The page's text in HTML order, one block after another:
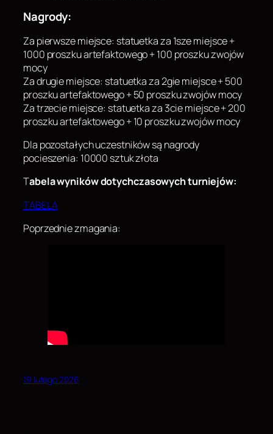
Nagrody:
Za pierwsze miejsce: statuetka za 1sze miejsce +
1000 proszku artefaktowego + 100 proszku zwojów
mocy
Za drugie miejsce: statuetka za 2gie miejsce + 500
proszku artefaktowego + 50 proszku zwojów mocy
Za trzecie miejsce: statuetka za 3cie miejsce + 200
proszku artefaktowego + 10 proszku zwojów mocy
Dla pozostałych uczestników są nagrody
pocieszenia: 10000 sztuk złota
Tabela wyników dotychczasowych turniejów:
TABELA
Poprzednie zmagania:
19 lutego 2026